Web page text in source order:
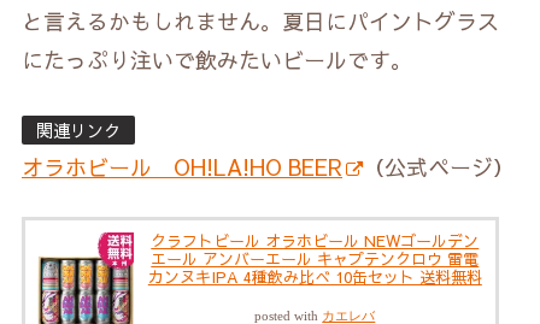
と言えるかもしれません。夏日にパイントグラス
にたっぷり注いで飲みたいビールです。
関連リンク
オラホビール OH!LA!HO BEER （公式ページ）
クラフトビール オラホビール NEWゴールデン
エール アンバーエール キャプテンクロウ 雷電
カンヌキIPA 4種飲み比べ 10缶セット 送料無料
posted with カエレバ